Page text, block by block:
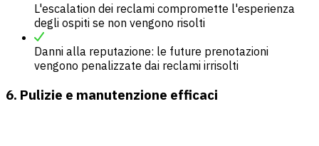
L'escalation dei reclami compromette l'esperienza
degli ospiti se non vengono risolti
Danni alla reputazione: le future prenotazioni
vengono penalizzate dai reclami irrisolti
6. Pulizie e manutenzione efficaci